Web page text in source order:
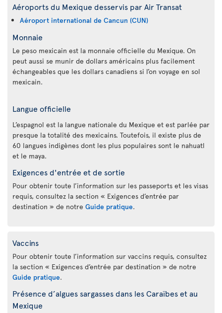
Aéroports du Mexique desservis par Air Transat
Aéroport international de Cancun (CUN)
Monnaie
Le peso mexicain est la monnaie officielle du Mexique. On
peut aussi se munir de dollars américains plus facilement
échangeables que les dollars canadiens si l’on voyage en sol
mexicain.
Langue officielle
L’espagnol est la langue nationale du Mexique et est parlée par
presque la totalité des mexicains. Toutefois, il existe plus de
60 langues indigènes dont les plus populaires sont le nahuatl
et le maya.
Exigences d'entrée et de sortie
Pour obtenir toute l’information sur les passeports et les visas
requis, consultez la section « Exigences d’entrée par
destination » de notre Guide pratique.
Vaccins
Pour obtenir toute l’information sur vaccins requis, consultez
la section « Exigences d’entrée par destination » de notre
Guide pratique.
Présence d’algues sargasses dans les Caraïbes et au
Mexique